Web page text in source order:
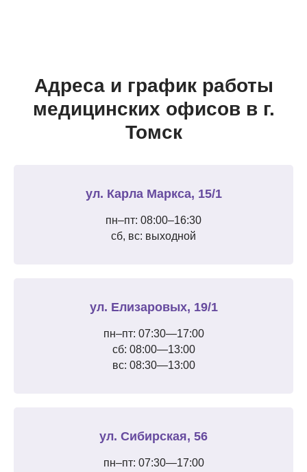
Адреса и график работы
медицинских офисов в г.
Томск
ул. Карла Маркса, 15/1
пн–пт: 08:00–16:30
сб, вс: выходной
ул. Елизаровых, 19/1
пн–пт: 07:30—17:00
сб: 08:00—13:00
вс: 08:30—13:00
ул. Сибирская, 56
пн–пт: 07:30—17:00